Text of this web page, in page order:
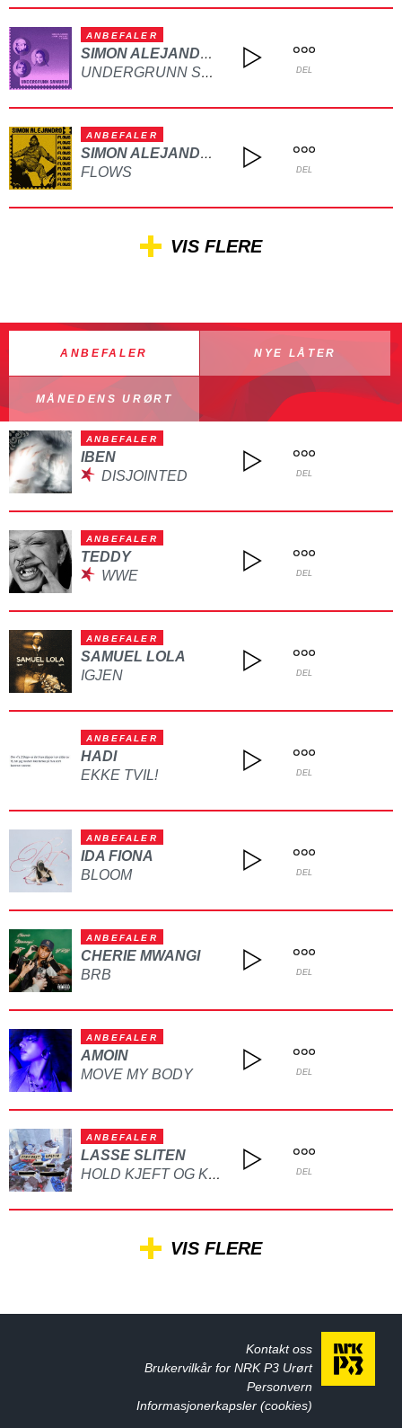
ANBEFALER
SIMON ALEJANDRO
UNDERGRUNN SAMURAI
DEL
ANBEFALER
SIMON ALEJANDRO
FLOWS DEL
VIS FLERE
ANBEFALER NYE LÅTER
MÅNEDENS URØRT
ANBEFALER
IBEN
DISJOINTED
DEL
ANBEFALER
TEDDY
WWE
DEL
ANBEFALER
SAMUEL LOLA
IGJEN
DEL
ANBEFALER
HADI
EKKE TVIL!
DEL
ANBEFALER
IDA FIONA
BLOOM
DEL
ANBEFALER
CHERIE MWANGI
BRB
DEL
ANBEFALER
AMOIN
MOVE MY BODY
DEL
ANBEFALER
LASSE SLITEN
HOLD KJEFT OG KYSS MEG DEL
VIS FLERE
Kontakt oss
Brukervilkår for NRK P3 Urørt
Personvern
Informasjonerkapsler (cookies)